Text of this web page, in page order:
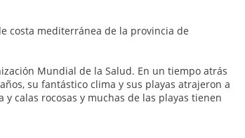
costa mediterránea de la provincia de
Mundial de la Salud. En un tiempo atrás
su fantástico clima y sus playas atrajeron a
calas rocosas y muchas de las playas tienen